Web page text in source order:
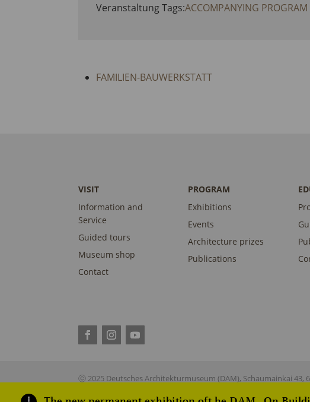
Veranstaltung Tags:ACCOMPANYING
FAMILIEN-BAUWERKSTATT
VISIT
Information and
Service
Guided tours
Museum shop
Contact
PROGRAM
Exhibitions
Events
Architecture prizes
Publications
ⓒ 2025 Deutsches Architekturmuseum (DAM), Schaumainkai 43,